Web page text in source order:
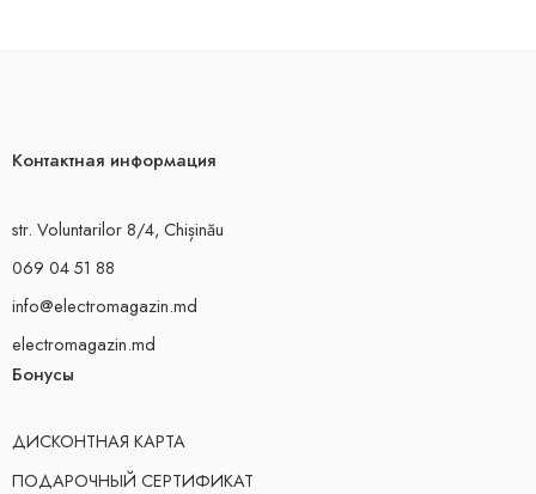
Контактная информация
str. Voluntarilor 8/4, Chișinău
069 04 51 88
info@electromagazin.md
electromagazin.md
Бонусы
ДИСКОНТНАЯ КАРТА
ПОДАРОЧНЫЙ СЕРТИФИКАТ